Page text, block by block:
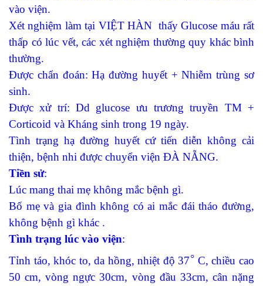
vào viện.
Xét nghiệm làm tại VIỆT HÀN thấy Glucose máu rất
thấp có lúc vết, các xét nghiệm thường quy khác bình
thường.
Được chẩn đoán: Hạ đường huyết + Nhiễm trùng sơ
sinh.
Được xử trí: Dd glucose ưu trương truyền TM +
Corticoid và Kháng sinh trong 19 ngày.
Tình trạng hạ đường huyết cứ tiến diễn không cải
thiện, bệnh nhi được chuyển viện ĐÀ NẴNG.
Tiền sử:
Lúc mang thai mẹ không mắc bệnh gì.
Bố mẹ và gia đình không có ai mắc đái tháo đường,
không bệnh gì khác .
Tình trạng lúc vào viện:
Tỉnh táo, khóc to, da hồng, nhiệt độ 37◦ C, chiều cao
50 cm, vòng ngực 30cm, vòng đầu 33cm, cân nặng